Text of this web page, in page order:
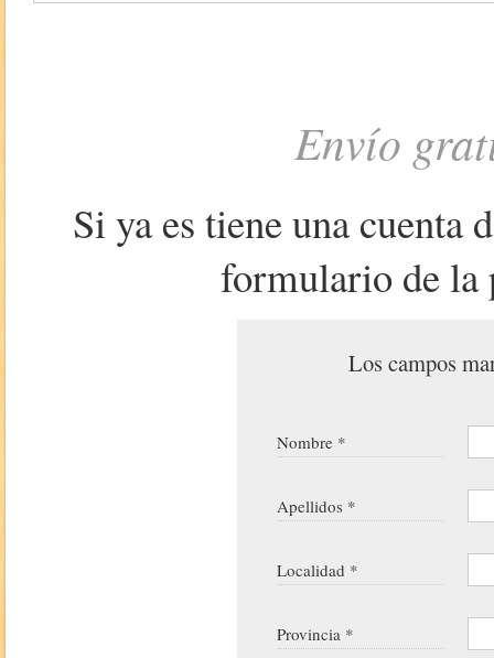
Envío
Si ya es tiene una cuenta
formulario de la
Los campos
Nombre *
Apellidos *
Localidad *
Provincia *